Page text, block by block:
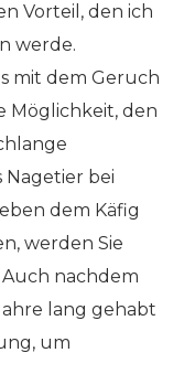
Vorteil, den ich
werde.
mit dem Geruch
Möglichkeit, den
Nagetier bei
dem Käfig
werden Sie
nachdem
lang gehabt
um